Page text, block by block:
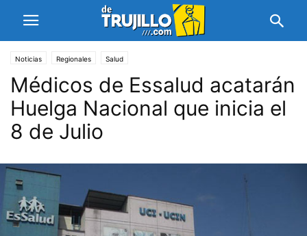
Noticias Regionales Salud
Médicos de Essalud acatarán
Huelga Nacional que inicia el
8 de Julio